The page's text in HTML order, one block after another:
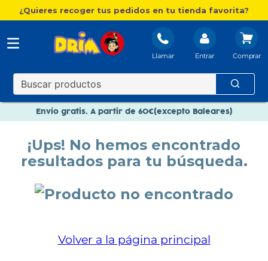
¿Quieres recoger tus pedidos en tu tienda favorita?
Llamar Entrar
Envío gratis. A partir de 60€(excepto Baleares)
Nuevo catálogo Aire Libre
Paga en 3 plazos sin intereses
¡Ups! No hemos encontrado
resultados para tu búsqueda.
Volver a la página principal